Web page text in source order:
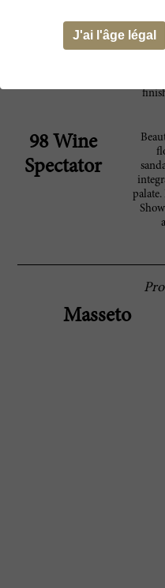
99 James
Suckling
What
and
dried
98 Wine
Spectator
Masseto
J'ai l'âge légal